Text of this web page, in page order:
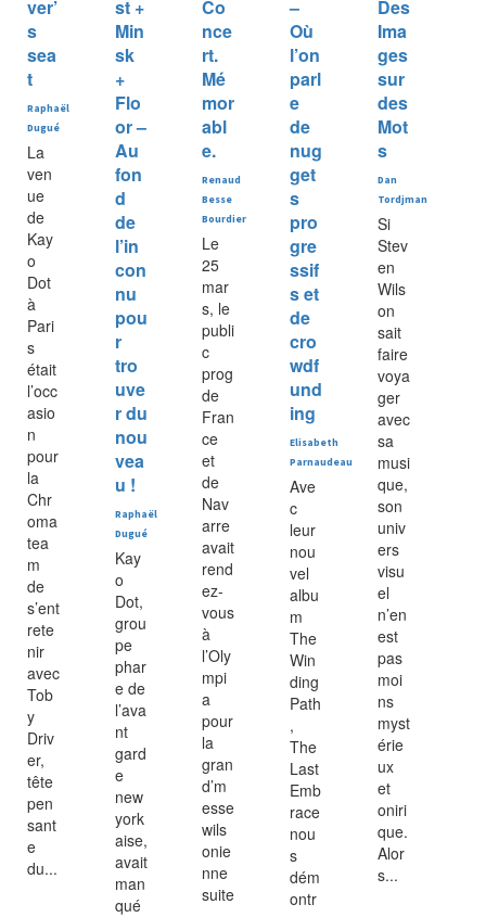
ver’
s
sea
t
Raphaël
Dugué
La
ven
ue
de
Kay
o
Dot
à
Pari
s
était
l’occ
asio
n
pour
la
Chr
oma
tea
m
de
s’ent
rete
nir
avec
Tob
y
Driv
er,
tête
pen
sant
e
du...
st +
Min
sk
+
Flo
or –
Au
fon
d
de
l’in
con
nu
pou
r
tro
uve
r du
nou
vea
u !
Raphaël
Dugué
Kay
o
Dot,
grou
pe
phar
e de
l’ava
nt
gard
e
new
york
aise,
avait
man
qué
Co
nce
rt.
Mé
mor
abl
e.
Renaud
Besse
Bourdier
Le
25
mar
s, le
publi
c
prog
de
Fran
ce
et
de
Nav
arre
avait
rend
ez-
vous
à
l’Oly
mpi
a
pour
la
gran
d’m
esse
wils
onie
nne
suite
–
Où
l’on
parl
e
de
nug
get
s
pro
gre
ssif
s et
de
cro
wdf
und
ing
Elisabeth
Parnaudeau
Ave
c
leur
nou
vel
albu
m
The
Win
ding
Path
,
The
Last
Emb
race
nou
s
dém
ontr
Des
Ima
ges
sur
des
Mot
s
Dan
Tordjman
Si
Stev
en
Wils
on
sait
faire
voya
ger
avec
sa
musi
que,
son
univ
ers
visu
el
n’en
est
pas
moi
ns
myst
érie
ux
et
oniri
que.
Alor
s...